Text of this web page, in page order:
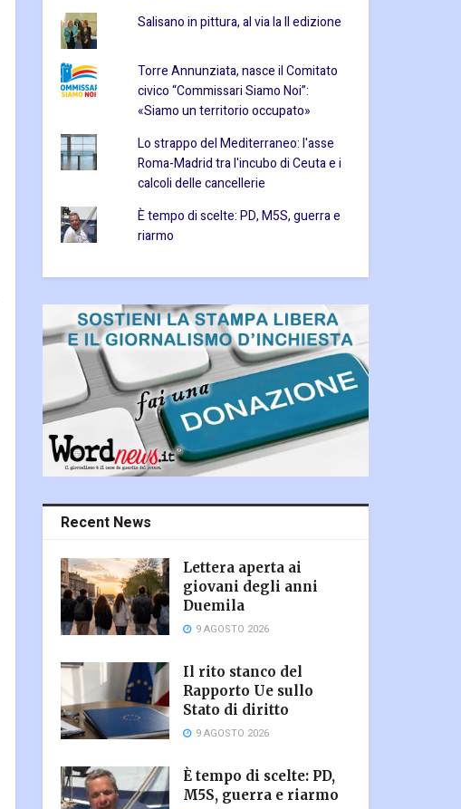
Salisano in pittura, al via la II edizione
Torre Annunziata, nasce il Comitato
civico “Commissari Siamo Noi”:
«Siamo un territorio occupato»
Lo strappo del Mediterraneo: l'asse
Roma-Madrid tra l'incubo di Ceuta e i
calcoli delle cancellerie
È tempo di scelte: PD, M5S, guerra e
riarmo
Recent News
Lettera aperta ai
giovani degli anni
Duemila
9 AGOSTO 2026
Il rito stanco del
Rapporto Ue sullo
Stato di diritto
9 AGOSTO 2026
È tempo di scelte: PD,
M5S, guerra e riarmo